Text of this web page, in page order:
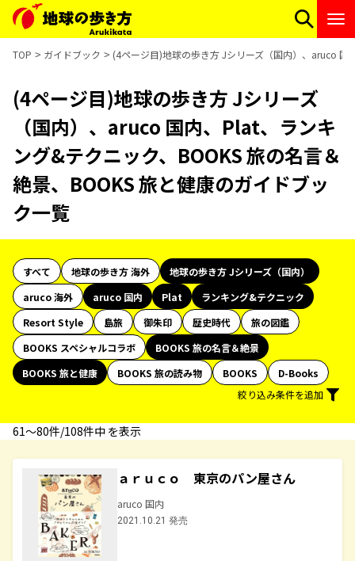
TOP ガイドブック (4ページ目)地球の歩き方 Jシリーズ（国内）、aruco
(4ページ目)地球の歩き方 Jシリーズ
（国内）、aruco 国内、Plat、ランキ
ング&テクニック、BOOKS 旅の名言＆
絶景、BOOKS 旅と健康のガイドブッ
ク一覧
すべて 地球の歩き方 海外
地球の歩き方 Jシリーズ（国内）
aruco 海外
aruco 国内 Plat
ランキング&テクニック
Resort Style
島旅 御朱印 歴史時代
旅の図鑑
BOOKS スペシャルコラボ
BOOKS 旅の名言＆絶景
BOOKS 旅と健康
BOOKS 旅の読み物 BOOKS
D-Books
絞り込み条件を追加
61〜80件/108件中 を表示
ａｒｕｃｏ 東京のパン屋さん
aruco 国内
2021.10.21 発売